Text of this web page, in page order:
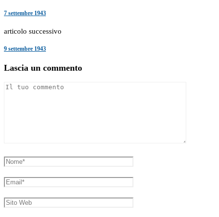
7 settembre 1943
articolo successivo
9 settembre 1943
Lascia un commento